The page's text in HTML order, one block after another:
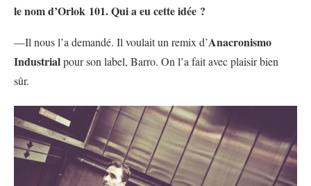
le nom d’Orlok 101. Qui a eu cette idée ?
—Il nous l’a demandé. Il voulait un remix d’Anacronismo
Industrialpour son label, Barro. On l’a fait avec plaisir bien
sûr.